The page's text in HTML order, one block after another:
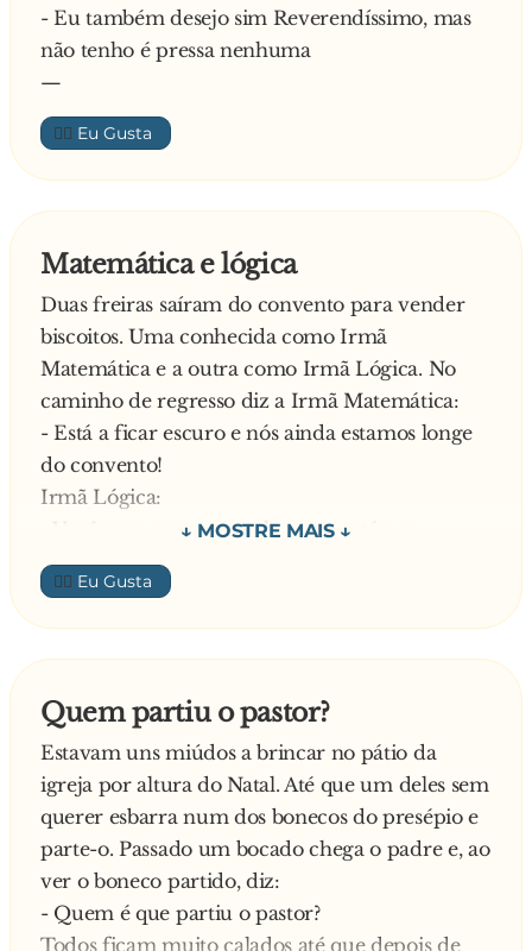
seu caminho. Todas as freiras que encontrava e
cumprimentava, respondiam a mesma coisa.
Assim, quando chegou à quinta freira, já estava
irritadíssima e resolveu tirar a história a limpo:
- Bom dia, Irmã Leonor. Por favor, seja sincera.
Eu estou com ar de quem se levantou hoje do
lado errado da cama?
- Sim Madre …
Curiosa a Madre:
- E posso saber por quê ?
E explica a Irmã:
- É que a senhora calçou as sandálias do Padre
António, Madre…
- Eu também desejo sim Reverendíssimo, mas
não tenho é pressa nenhuma
—
👍🏼
Matemática e lógica
Duas freiras saíram do convento para vender
biscoitos. Uma conhecida como Irmã
Matemática e a outra como Irmã Lógica. No
caminho de regresso diz a Irmã Matemática:
- Está a ficar escuro e nós ainda estamos longe
do convento!
Irmã Lógica:
- Você reparou que um homem está nos
seguindo há uma meia hora?
Irmã Matemática:
- Sim, o que será que ele quer?
Irmã Lógica:
Irmã Matemática:
- Oh, não! Se continuarmos neste ritmo ele vai
nos alcançar, no máximo em 15 minutos. O que
vamos fazer?
Irmã Lógica:
- A única coisa Lógica a fazer é andarmos mais
rápido!
Passado um tempo diz a Irmã Matemática: -
👍🏼
Quem partiu o pastor?
Estavam uns miúdos a brincar no pátio da
igreja por altura do Natal. Até que um deles sem
querer esbarra num dos bonecos do presépio e
parte-o. Passado um bocado chega o padre e, ao
ver o boneco partido, diz:
- Quem é que partiu o pastor?
Todos ficam muito calados até que depois de